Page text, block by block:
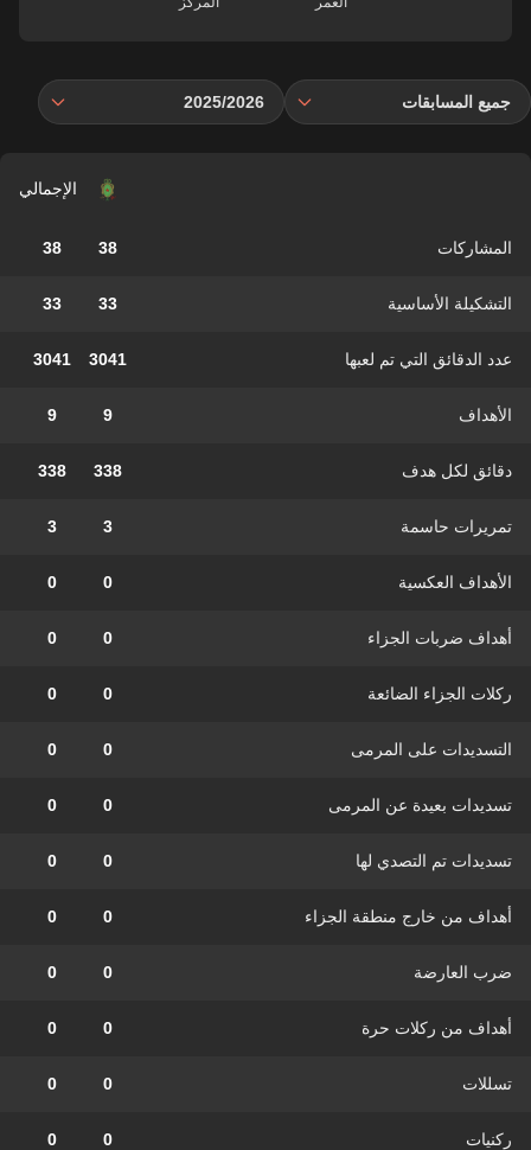
جميع المسابقات 2025/2026
الإجمالي
المشاركات 38
38
التشكيلة الأساسية 33
33
عدد الدقائق التي تم لعبها 3041
3041
الأهداف 9
9
دقائق لكل هدف 338
338
تمريرات حاسمة 3
3
الأهداف العكسية 0
0
أهداف ضربات الجزاء 0
0
ركلات الجزاء الضائعة 0
0
التسديدات على المرمى 0
0
تسديدات بعيدة عن المرمى 0
0
تسديدات تم التصدي لها 0
0
أهداف من خارج منطقة الجزاء 0
0
ضرب العارضة 0
0
أهداف من ركلات حرة 0
0
تسللات 0
0
ركنيات 0
0